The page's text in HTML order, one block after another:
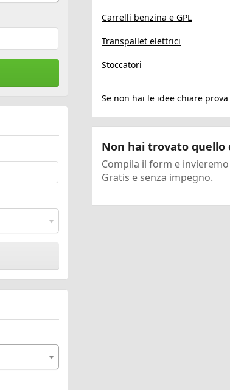
Carrelli benzina e GPL
Transpallet elettrici
Stoccatori
Se non hai le idee chiare
Non hai trovato quello
Compila il form e
Gratis e senza impegno.